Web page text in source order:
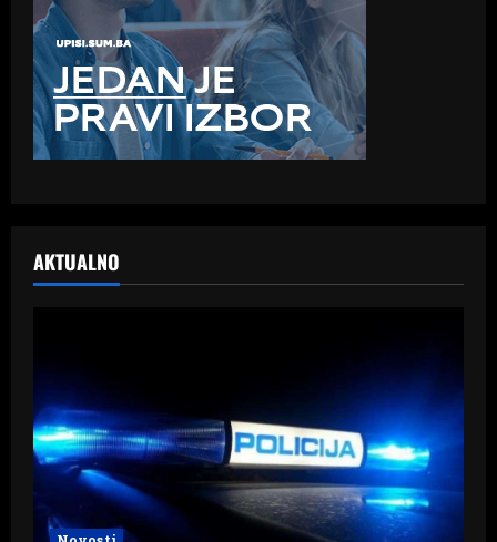
AKTUALNO